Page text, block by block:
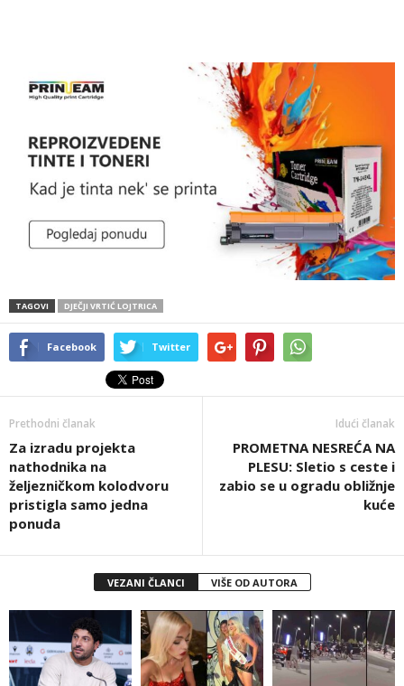
TAGOVI DJEČJI VRTIĆ LOJTRICA
Facebook Twitter
Prethodni članak
Za izradu projekta
nathodnika na
željezničkom kolodvoru
pristigla samo jedna
ponuda
Idući članak
PROMETNA NESREĆA NA
PLESU: Sletio s ceste i
zabio se u ogradu obližnje
kuće
VEZANI ČLANCI VIŠE OD AUTORA